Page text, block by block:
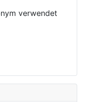
verwendet